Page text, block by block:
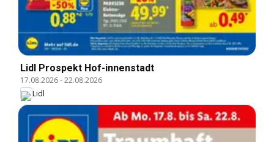
Lidl Prospekt Hof-innenstadt
17.08.2026-22.08.2026
Lidl